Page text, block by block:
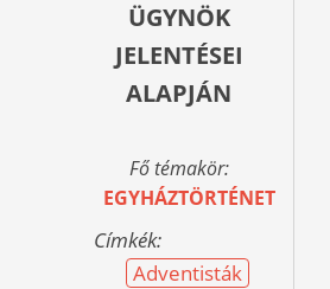
ÜGYNÖK
JELENTÉSEI
ALAPJÁN
Fő témakör:
EGYHÁZTÖRTÉNET
Címkék:
Adventisták